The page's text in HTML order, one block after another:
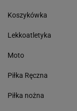
Koszykówka
Lekkoatletyka
Moto
Piłka Ręczna
Piłka nożna